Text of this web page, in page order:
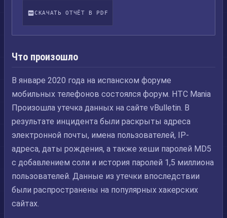
СКАЧАТЬ ОТЧЁТ В PDF
Что произошло
В январе 2020 года на испанском форуме
мобильных телефонов состоялся форум. HTC Mania
Произошла утечка данных на сайте vBulletin. В
результате инцидента были раскрыты адреса
электронной почты, имена пользователей, IP-
адреса, даты рождения, а также хеши паролей MD5
с добавлением соли и история паролей 1,5 миллиона
пользователей. Данные из утечки впоследствии
были распространены на популярных хакерских
сайтах.